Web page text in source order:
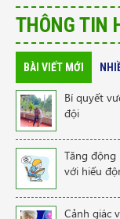
THÔNG TIN
BÀI VIẾT MỚI
Bí quyết
đội
Tăng động
với hiếu
Cảnh giác